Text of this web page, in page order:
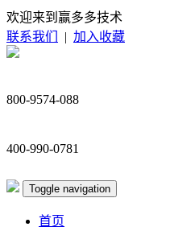
欢迎来到赢多多技术
联系我们
| 加入收藏
800-9574-088
400-990-0781
Toggle navigation
首页